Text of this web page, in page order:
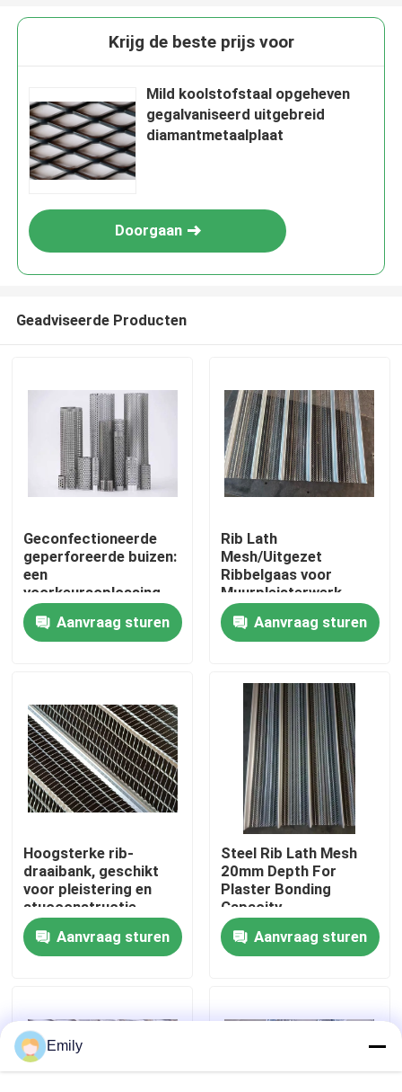
Huis
Producten
Fabriekstocht
Kwaliteitscontrole
Neem contact met ons op
Nieuws
Het uitgebreide Netwerk van de Metaaldraad
Krijg de beste prijs voor
Mild koolstofstaal opgeheven
gegalvaniseerd uitgebreid
diamantmetaalplaat
Doorgaan
Geadviseerde Producten
Geconfectioneerde
geperforeerde buizen:
een
voorkeursoplossing
voor
filtratieondersteuning
in alle industrieën
Aanvraag sturen
Rib Lath
Mesh/Uitgezet
Ribbelgaas voor
Muurpleisterwerk
Aanvraag sturen
Hoogsterke rib-
draaibank, geschikt
voor pleistering en
stucconstructie
Aanvraag sturen
Steel Rib Lath Mesh
20mm Depth For
Plaster Bonding
Capacity
Aanvraag sturen
Emily